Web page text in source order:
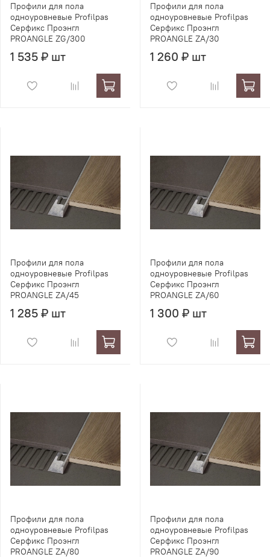
Профили для пола
одноуровневые Profilpas
Серфикс Проэнгл
PROANGLE ZG/300
1 535 ₽ шт
Профили для пола
одноуровневые Profilpas
Серфикс Проэнгл
PROANGLE ZA/30
1 260 ₽ шт
Профили для пола
одноуровневые Profilpas
Серфикс Проэнгл
PROANGLE ZA/45
1 285 ₽ шт
Профили для пола
одноуровневые Profilpas
Серфикс Проэнгл
PROANGLE ZA/60
1 300 ₽ шт
Профили для пола
одноуровневые Profilpas
Серфикс Проэнгл
PROANGLE ZA/80
Профили для пола
одноуровневые Profilpas
Серфикс Проэнгл
PROANGLE ZA/90